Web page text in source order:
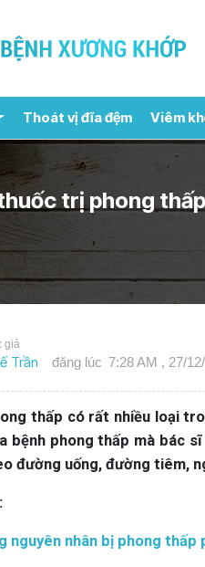
Thoát vị đĩa đệm Viêm
trị phong
giả
Trần đăng lúc 7:28 AM , 27/
thấp có rất nhiều loại
bệnh phong thấp mà bác
đường uống, đường tiêm,
nguyên nhân bị phong thấp